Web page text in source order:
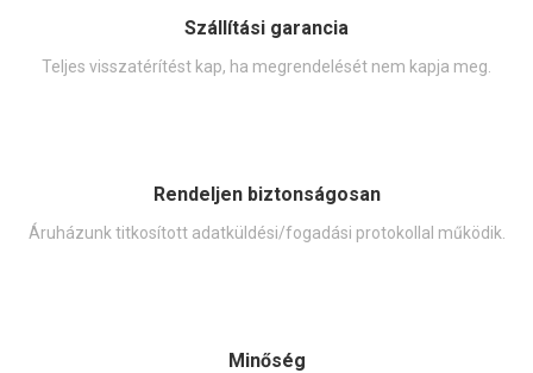
Szállítási garancia
Teljes visszatérítést kap, ha megrendelését nem kapja meg.
Rendeljen biztonságosan
Áruházunk titkosított adatküldési/fogadási protokollal működik.
Minőség